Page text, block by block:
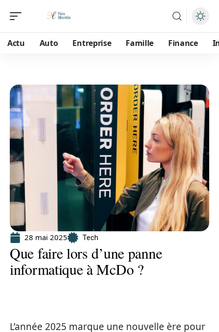
Actu Auto Entreprise Famille Finance
28 mai 2025 Tech
Que faire lors d’une panne
informatique à McDo ?
L’année 2025 marque une nouvelle ère pour